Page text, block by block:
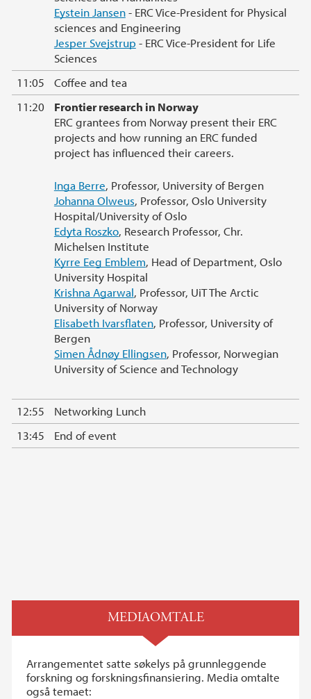
Eystein Jansen- ERC Vice-President for Physical
sciences and Engineering
Jesper Svejstrup - ERC Vice-President for Life
Sciences
11:05
Coffee and tea
11:20
Frontier research in Norway
ERC grantees from Norway present their ERC
projects and how running an ERC funded
project has influenced their careers.
Inga Berre, Professor, University of Bergen
Johanna Olweus, Professor, Oslo University
Hospital/University of Oslo
Edyta Roszko, Research Professor, Chr.
Michelsen Institute
Kyrre Eeg Emblem, Head of Department, Oslo
University Hospital
Krishna Agarwal, Professor, UiT The Arctic
University of Norway
Elisabeth Ivarsflaten, Professor, University of
Bergen
Simen Ådnøy Ellingsen, Professor, Norwegian
University of Science and Technology
12:55
Networking Lunch
13:45
End of event
MEDIAOMTALE
Arrangementet satte søkelys på grunnleggende
forskning og forskningsfinansiering. Media omtalte
også temaet: